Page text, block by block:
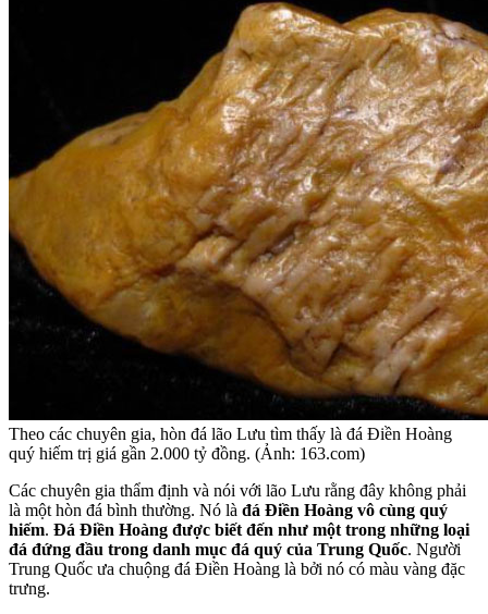
Theo các chuyên gia, hòn đá lão Lưu tìm thấy là đá Điền Hoàng
quý hiếm trị giá gần 2.000 tỷ đồng. (Ảnh: 163.com)
Các chuyên gia thẩm định và nói với lão Lưu rằng đây không phải
là một hòn đá bình thường. Nó là đá Điền Hoàng vô cùng quý
hiếm. Đá Điền Hoàng được biết đến như một trong những loại
đá đứng đầu trong danh mục đá quý của Trung Quốc. Người
Trung Quốc ưa chuộng đá Điền Hoàng là bởi nó có màu vàng đặc
trưng.